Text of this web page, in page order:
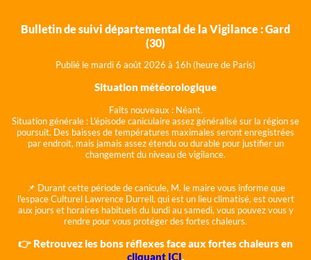
Bulletin de suivi départemental de la Vigilance : Gard
(30)
Publié le mardi 6 août 2026 à 16h (heure de Paris)
Situation météorologique
Faits nouveaux : Néant.
Situation générale : L'épisode caniculaire assez généralisé sur la région se
poursuit. Des baisses de températures maximales seront enregistrées
par endroit, mais jamais assez étendu ou durable pour justifier un
changement du niveau de vigilance.
📌 Durant cette période de canicule, M. le maire vous informe que
l'espace Culturel Lawrence Durrell, qui est un lieu climatisé, est ouvert
aux jours et horaires habituels du lundi au samedi, vous pouvez vous y
rendre pour vous protéger des fortes chaleurs.
👉 Retrouvez les bons réflexes face aux fortes chaleurs en
cliquant ICI.